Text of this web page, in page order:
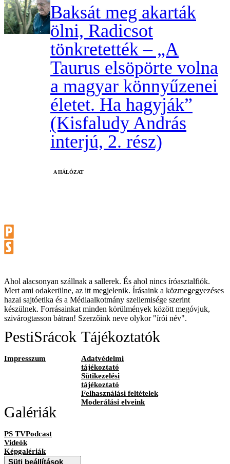
Baksát meg akarták
ölni, Radicsot
tönkretették – „A
Taurus elsöpörte volna
a magyar könnyűzenei
életet. Ha hagyják”
(Kisfaludy András
interjú, 2. rész)
A HÁLÓZAT
Ahol alacsonyan szállnak a sallerek. És ahol nincs íróasztalfiók.
Mert ami odakerülne, az itt megjelenik. Írásaink a közmegegyezéses
hazai sajtóetika és a Médiaalkotmány szellemisége szerint
készülnek. Forrásainkat minden körülmények között megóvjuk,
szivárogtasson bátran! Szerzőink neve olykor "írói név".
PestiSrácok
Impresszum
Tájékoztatók
Adatvédelmi
tájékoztató
Sütikezelési
tájékoztató
Felhasználási feltételek
Moderálási elveink
Galériák
PS TVPodcast
Videók
Képgalériák
Süti beállítások